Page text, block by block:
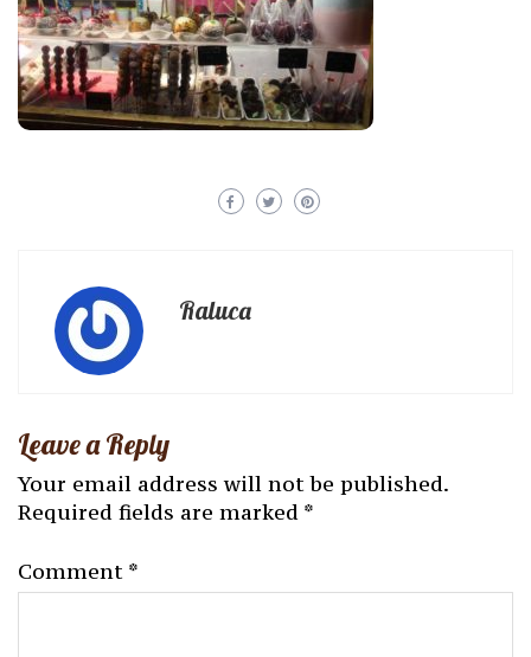
Raluca
Leave a Reply
Your email address will not be published.
Required fields are marked *
Comment *